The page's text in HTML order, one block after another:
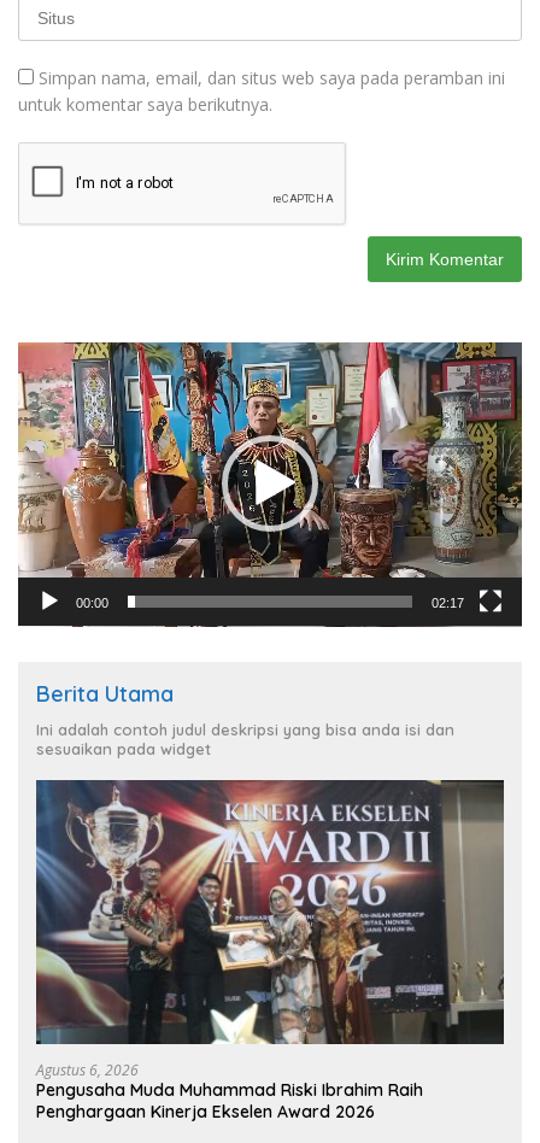
Simpan nama, email, dan situs web saya pada peramban ini
untuk komentar saya berikutnya.
Pemutar
Video
00:00 02:17
Berita Utama
Ini adalah contoh judul deskripsi yang bisa anda isi dan
sesuaikan pada widget
Agustus 6, 2026
Pengusaha Muda Muhammad Riski Ibrahim Raih
Penghargaan Kinerja Ekselen Award 2026